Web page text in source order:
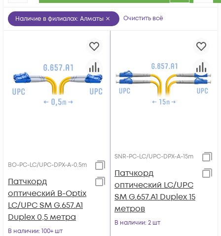
Наличие в филиалах: Алматы Очистить всё
BO-PC-LC/UPC-DPX-A-0.5m
Патчкорд
оптический B-Optix
LC/UPC SM G.657.A1
Duplex 0,5 метра
В наличии: 100+ шт
SNR-PC-LC/UPC-DPX-A-15m
Патчкорд
оптический LC/UPC
SM G.657.A1 Duplex 15
метров
В наличии: 2 шт